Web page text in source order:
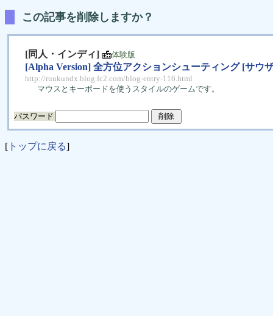
この記事を削除しますか？
[同人・インディ] 体験版
[Alpha Version] 全方位アクションシューティング [サウ
http://ruukundx.blog.fc2.com/blog-entry-116.html
マウスとキーボードを使うスタイルのゲームです。
パスワード
[ トップに戻る]